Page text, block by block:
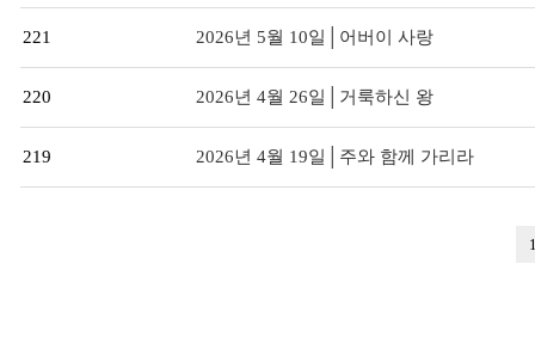
221 2026년 5월 10일│어버이 사랑
220 2026년 4월 26일│거룩하신 왕
219 2026년 4월 19일│주와 함께 가리라
1